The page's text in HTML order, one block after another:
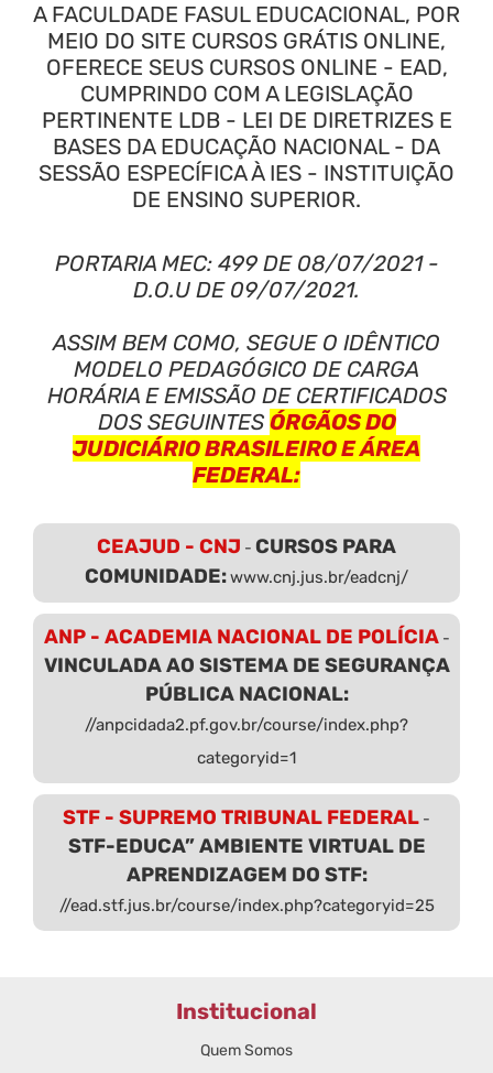
A FACULDADE FASUL EDUCACIONAL, POR
MEIO DO SITE CURSOS GRÁTIS ONLINE,
OFERECE SEUS CURSOS ONLINE - EAD,
CUMPRINDO COM A LEGISLAÇÃO
PERTINENTE LDB - LEI DE DIRETRIZES E
BASES DA EDUCAÇÃO NACIONAL - DA
SESSÃO ESPECÍFICA À IES - INSTITUIÇÃO
DE ENSINO SUPERIOR.
PORTARIA MEC: 499 DE 08/07/2021 -
D.O.U DE 09/07/2021.
ASSIM BEM COMO, SEGUE O IDÊNTICO
MODELO PEDAGÓGICO DE CARGA
HORÁRIA E EMISSÃO DE CERTIFICADOS
DOS SEGUINTES ÓRGÃOS DO
JUDICIÁRIO BRASILEIRO E ÁREA
FEDERAL:
CEAJUD - CNJ - CURSOS PARA
COMUNIDADE:www.cnj.jus.br/eadcnj/
ANP - ACADEMIA NACIONAL DE POLÍCIA-
VINCULADA AO SISTEMA DE SEGURANÇA
PÚBLICA NACIONAL:
//anpcidada2.pf.gov.br/course/index.php?
categoryid=1
STF - SUPREMO TRIBUNAL FEDERAL -
STF-EDUCA” AMBIENTE VIRTUAL DE
APRENDIZAGEM DO STF:
//ead.stf.jus.br/course/index.php?categoryid=25
Institucional
Quem Somos